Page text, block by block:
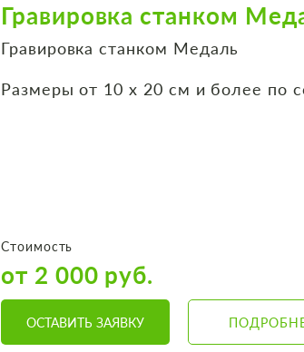
Гравировка станком
Гравировка станком Медаль
Размеры от 10 х 20 см и более по
Стоимость
от 2 000 руб.
ОСТАВИТЬ ЗАЯВКУ